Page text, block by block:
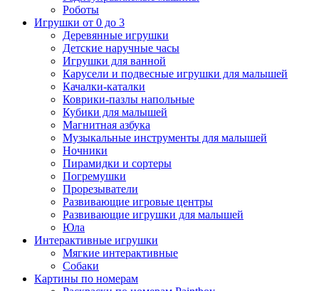
Роботы
Игрушки от 0 до 3
Деревянные игрушки
Детские наручные часы
Игрушки для ванной
Карусели и подвесные игрушки для малышей
Качалки-каталки
Коврики-пазлы напольные
Кубики для малышей
Магнитная азбука
Музыкальные инструменты для малышей
Ночники
Пирамидки и сортеры
Погремушки
Прорезыватели
Развивающие игровые центры
Развивающие игрушки для малышей
Юла
Интерактивные игрушки
Мягкие интерактивные
Собаки
Картины по номерам